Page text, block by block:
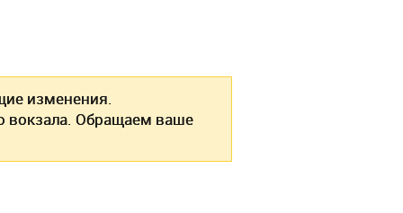
изменения.
вокзала. Обращаем ваше